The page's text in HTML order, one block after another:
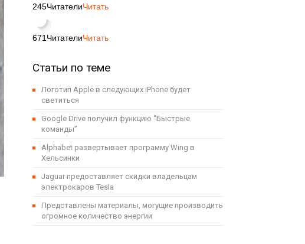
245ЧитателиЧитать
671 ЧитателиЧитать
Статьи по теме
Логотип Apple в следующих iPhone будет
светиться
Google Drive получил функцию “Быстрые
команды”
Alphabet развертывает программу Wing в
Хельсинки
Jaguar предоставляет скидки владельцам
электрокаров Tesla
Представлены материалы, могущие производить
огромное количество энергии